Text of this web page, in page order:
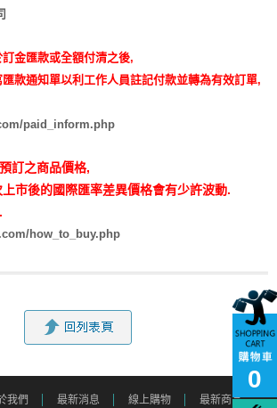
金匯款或全額付清之後,
款通知單以利工作人員註記付款並轉為有效訂單,
paid_inform.php
訂之商品價格,
市後的國際匯率差異價格會有少許波動.
how_to_buy.php
我們 最新消息 線上購物
最新商品
0